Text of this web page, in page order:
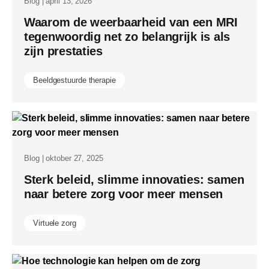
Waarom de weerbaarheid van een MRI
tegenwoordig net zo belangrijk is als
zijn prestaties
Beeldgestuurde therapie
Blog | oktober 27, 2025
Sterk beleid, slimme innovaties: samen
naar betere zorg voor meer mensen
Virtuele zorg